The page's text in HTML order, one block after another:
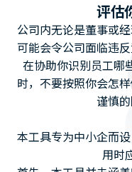
评估
公司内无论是董事或
可能会令公司面临违
在协助你识别员工哪
时，不要按照你会怎
谨慎
本工具专为中小企而
用时